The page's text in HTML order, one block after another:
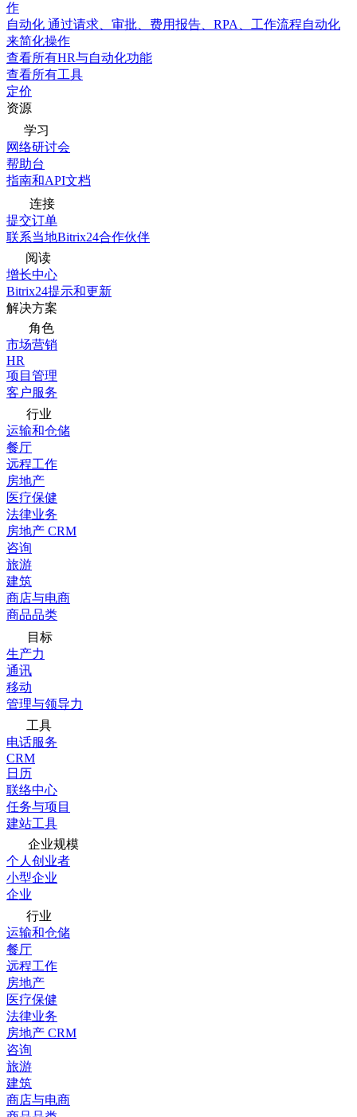
作
自动化 通过请求、审批、费用报告、RPA、工作流程自动化
来简化操作
查看所有HR与自动化功能
查看所有工具
定价
资源
学习
网络研讨会
帮助台
指南和API文档
连接
提交订单
联系当地Bitrix24合作伙伴
阅读
增长中心
Bitrix24提示和更新
解决方案
角色
市场营销
HR
项目管理
客户服务
行业
运输和仓储
餐厅
远程工作
房地产
医疗保健
法律业务
房地产 CRM
咨询
旅游
建筑
商店与电商
商品品类
目标
生产力
通讯
移动
管理与领导力
工具
电话服务
CRM
日历
联络中心
任务与项目
建站工具
企业规模
个人创业者
小型企业
企业
行业
运输和仓储
餐厅
远程工作
房地产
医疗保健
法律业务
房地产 CRM
咨询
旅游
建筑
商店与电商